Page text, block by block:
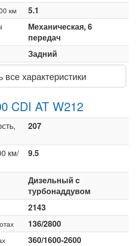
км
5.1
Механическая, 6
передач
Задний
все характеристики
CDI AT W212
207
км/
9.5
Дизельный c
турбонаддувом
2143
136/2800
360/1600-2600